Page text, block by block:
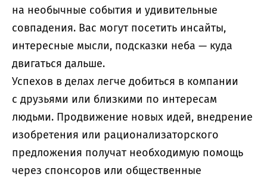
на необычные события и удивительные
совпадения. Вас могут посетить инсайты,
интересные мысли, подсказки неба — куда
двигаться дальше.
Успехов в делах легче добиться в компании
с друзьями или близкими по интересам
людьми. Продвижение новых идей, внедрение
изобретения или рационализаторского
предложения получат необходимую помощь
через спонсоров или общественные